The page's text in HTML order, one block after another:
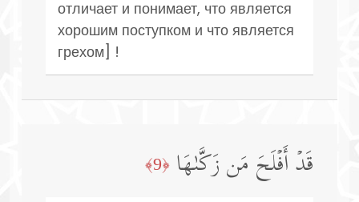
отличает и понимает, что является
хорошим поступком и что является
грехом] !
قَدۡ أَفۡلَحَ مَن زَكَّىٰهَا ﴿9﴾